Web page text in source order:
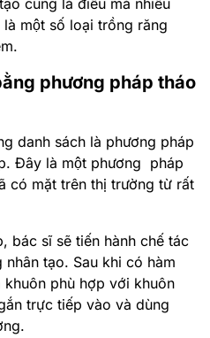
một số loại trồng răng
phương pháp tháo
danh sách là phương pháp
Đây là một phương pháp
có mặt trên thị trường từ rất
bác sĩ sẽ tiến hành chế tác
tạo. Sau khi có hàm
phù hợp với khuôn
trực tiếp vào và dùng